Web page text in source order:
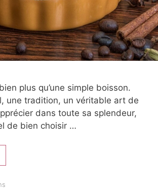
plus qu’une simple boisson.
une tradition, un véritable art de
dans toute sa splendeur,
de bien choisir …